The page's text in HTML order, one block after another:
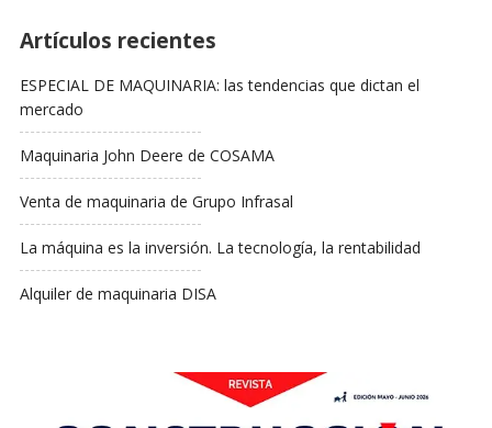
Artículos recientes
ESPECIAL DE MAQUINARIA: las tendencias que dictan el
mercado
Maquinaria John Deere de COSAMA
Venta de maquinaria de Grupo Infrasal
La máquina es la inversión. La tecnología, la rentabilidad
Alquiler de maquinaria DISA